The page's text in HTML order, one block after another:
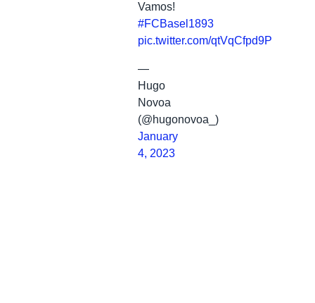
Vamos!
#FCBasel1893
pic.twitter.com/qtVqCfpd9P
—
Hugo
Novoa
(@hugonovoa_)
January
4, 2023